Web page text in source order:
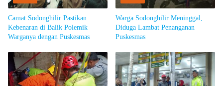
Camat Sodonghilir Pastikan
Kebenaran di Balik Polemik
Warganya dengan Puskesmas
Warga Sodonghilir Meninggal,
Diduga Lambat Penanganan
Puskesmas